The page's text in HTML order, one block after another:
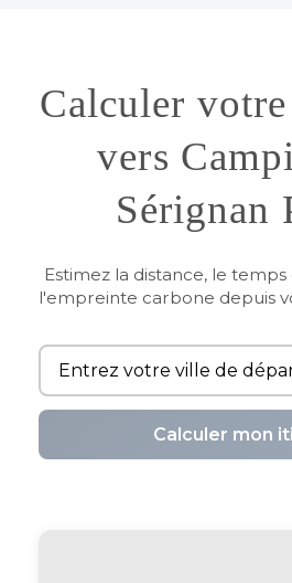
Calculer
vers
Sérignan
Estimez la distance, le
l'empreinte carbone depuis
Calculer mon